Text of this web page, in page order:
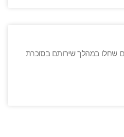
שחלו במהלך שירותם בסוכרת